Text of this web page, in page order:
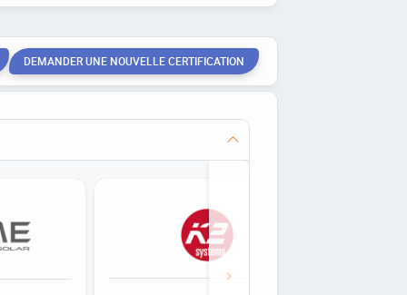
DEMANDER UNE NOUVELLE CERTIFICATION